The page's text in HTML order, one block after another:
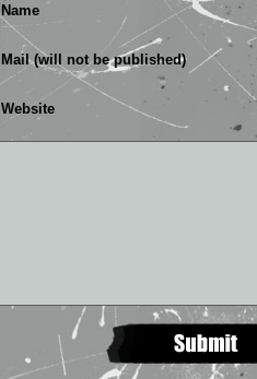
Name
Mail (will not be published)
Website